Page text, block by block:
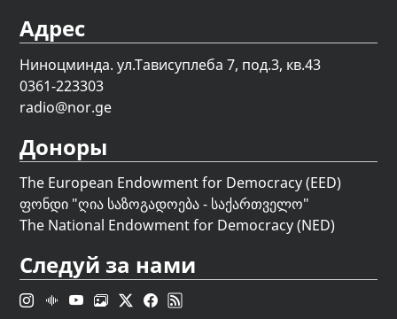
Адрес
Ниноцминда. ул.Тависуплеба 7, под.3, кв.43
0361-223303
radio@nor.ge
Доноры
The European Endowment for Democracy (EED)
ფონდი "ღია საზოგადოება - საქართველო"
The National Endowment for Democracy (NED)
Следуй за нами